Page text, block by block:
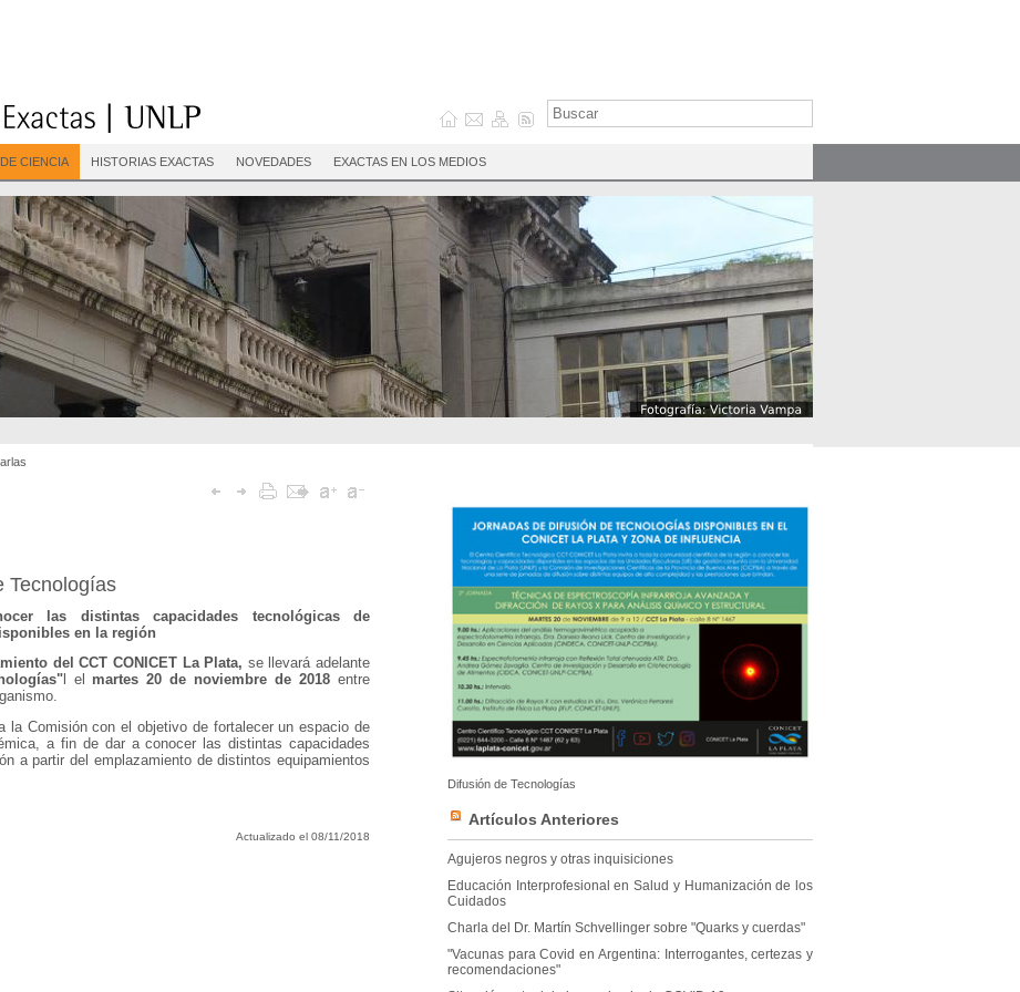
CIENCIA HISTORIAS EXACTAS NOVEDADES EXACTAS EN LOS MEDIOS
Tecnologías
las distintas capacidades tecnológicas de
en la región
del CCT CONICET La Plata, se llevará adelante
l el martes 20 de noviembre de 2018entre
la Comisión con el objetivo de fortalecer un espacio de
a fin de dar a conocer las distintas capacidades
a partir del emplazamiento de distintos equipamientos
Actualizado el 08/11/2018
Difusión de Tecnologías
Artículos Anteriores
Agujeros negros y otras inquisiciones
Educación Interprofesional en Salud y Humanización de los
Cuidados
Charla del Dr. Martín Schvellinger sobre "Quarks y cuerdas"
"Vacunas para Covid en Argentina: Interrogantes, certezas y
recomendaciones"